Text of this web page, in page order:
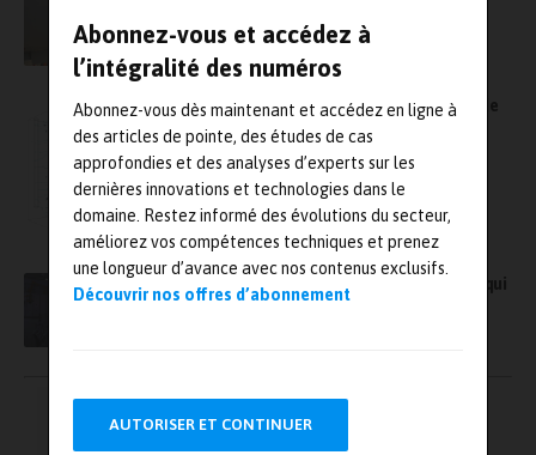
Abonnez-vous et accédez à
l’intégralité des numéros
Abonnez-vous dès maintenant et accédez en ligne à
des articles de pointe, des études de cas
approfondies et des analyses d’experts sur les
dernières innovations et technologies dans le
domaine. Restez informé des évolutions du secteur,
améliorez vos compétences techniques et prenez
une longueur d’avance avec nos contenus exclusifs.
Découvrir nos offres d’abonnement
AUTORISER ET CONTINUER
Hivelix, nouveau consultant certifié auprès de
l’éditeur de logiciel Comsol
EikoSim et ArianeGroup : une collaboration qui
se traduit en success story
Pagination
1 … 3